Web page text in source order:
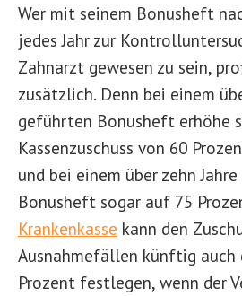
Wer mit seinem Bonusheft
jedes Jahr zur
Zahnarzt gewesen zu sein,
zusätzlich. Denn bei einem
geführten Bonusheft erhöhe
Kassenzuschuss von 60
und bei einem über zehn
Bonusheft sogar auf 75
Krankenkasse kann den
Ausnahmefällen künftig auch
Prozent festlegen, wenn der